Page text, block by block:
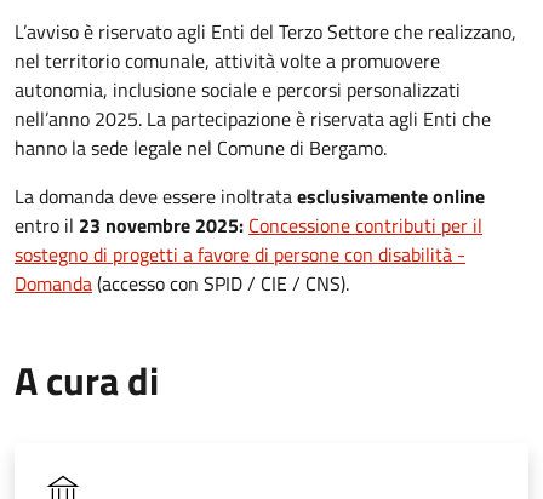
L’avviso è riservato agli Enti del Terzo Settore che realizzano,
nel territorio comunale, attività volte a promuovere
autonomia, inclusione sociale e percorsi personalizzati
nell’anno 2025. La partecipazione è riservata agli Enti che
hanno la sede legale nel Comune di Bergamo.
La domanda deve essere inoltrataesclusivamente online
entro il 23 novembre 2025: Concessione contributi per il
sostegno di progetti a favore di persone con disabilità -
Domanda(accesso con SPID / CIE / CNS).
A cura di